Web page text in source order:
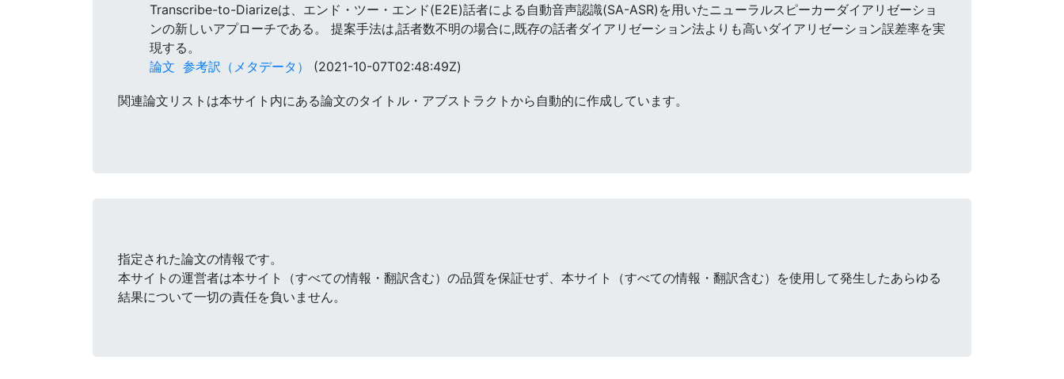
Transcribe-to-Diarizeは、エンド・ツー・エンド(E2E)話者による自動音声認識(SA-ASR)を用いたニューラルスピーカーダイアリゼーショ
ンの新しいアプローチである。 提案手法は,話者数不明の場合に,既存の話者ダイアリゼーション法よりも高いダイアリゼーション誤差率を実
現する。
論文 参考訳（メタデータ） (2021-10-07T02:48:49Z)
関連論文リストは本サイト内にある論文のタイトル・アブストラクトから自動的に作成しています。
指定された論文の情報です。
本サイトの運営者は本サイト（すべての情報・翻訳含む）の品質を保証せず、本サイト（すべての情報・翻訳含む）を使用して発生したあらゆる
結果について一切の責任を負いません。